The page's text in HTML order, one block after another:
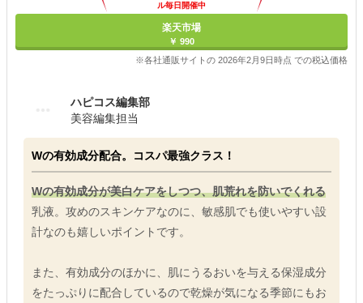
ル毎日開催中
楽天市場
￥ 990
※各社通販サイトの 2026年2月9日時点 での税込価格
ハピコス編集部
美容編集担当
Wの有効成分配合。コスパ最強クラス！
Wの有効成分が美白ケアをしつつ、肌荒れを防いでくれる
乳液。攻めのスキンケアなのに、敏感肌でも使いやすい設
計なのも嬉しいポイントです。
また、有効成分のほかに、肌にうるおいを与える保湿成分
をたっぷりに配合しているので乾燥が気になる季節にもお